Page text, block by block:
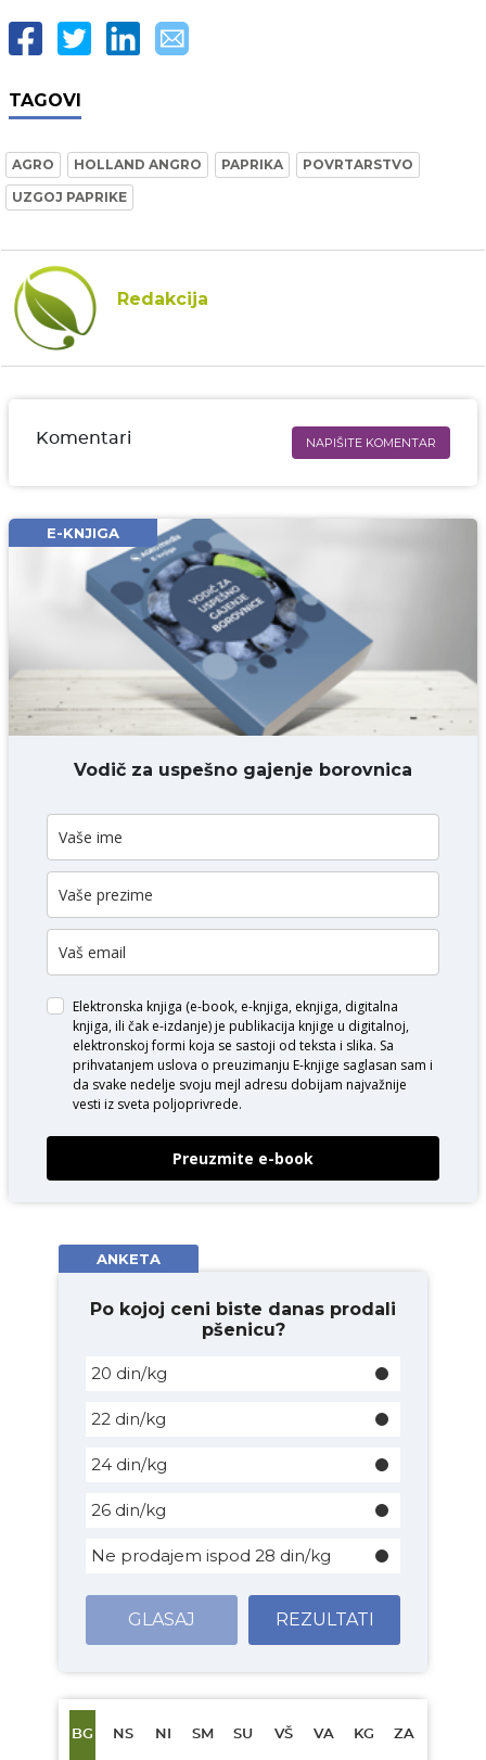
TAGOVI
AGRO HOLLAND ANGRO PAPRIKA
POVRTARSTVO
UZGOJ PAPRIKE
Redakcija
Komentari NAPIŠITE KOMENTAR
Email* obavezno
Komentar* obavezno
DODAJ KOMENTAR
E-KNJIGA
Vodič za uspešno gajenje borovnica
Elektronska knjiga (e-book, e-knjiga, eknjiga, digitalna
knjiga, ili čak e-izdanje) je publikacija knjige u digitalnoj,
elektronskoj formi koja se sastoji od teksta i slika. Sa
prihvatanjem uslova o preuzimanju E-knjige saglasan sam i
da svake nedelje svoju mejl adresu dobijam najvažnije
vesti iz sveta poljoprivrede.
Preuzmite e-book
ANKETA
Po kojoj ceni biste danas prodali
pšenicu?
20 din/kg
22 din/kg
24 din/kg
26 din/kg
Ne prodajem ispod 28 din/kg
GLASAJ REZULTATI
BG NS NI SM SU VŠ VA KG ZA